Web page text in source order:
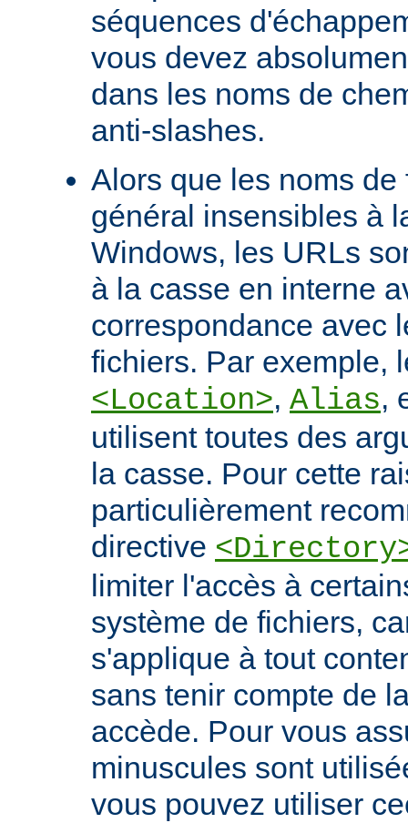
séquences
vous devez
dans les noms de
anti-slashes.
Alors que les noms
général insensibles à
Windows, les URLs
à la casse en interne
correspondance avec
fichiers. Par exemple,
<Location>, Alias,
utilisent toutes des
la casse. Pour cette
particulièrement
directive
limiter l'accès à
système de fichiers,
s'applique à tout
sans tenir compte de
accède. Pour vous
minuscules sont
vous pouvez utiliser